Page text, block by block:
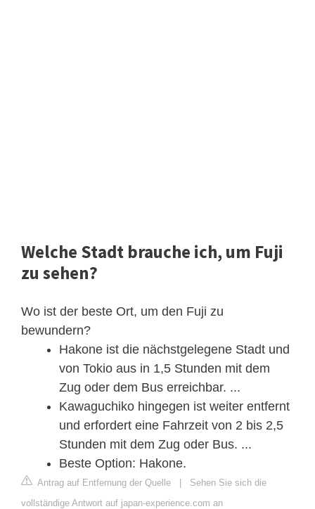
Welche Stadt brauche ich, um Fuji
zu sehen?
Wo ist der beste Ort, um den Fuji zu
bewundern?
Hakone ist die nächstgelegene Stadt und
von Tokio aus in 1,5 Stunden mit dem
Zug oder dem Bus erreichbar. ...
Kawaguchiko hingegen ist weiter entfernt
und erfordert eine Fahrzeit von 2 bis 2,5
Stunden mit dem Zug oder Bus. ...
Beste Option: Hakone.
Antrag auf Entfernung der Quelle | Sehen Sie sich die
vollständige Antwort auf japan-experience.com an